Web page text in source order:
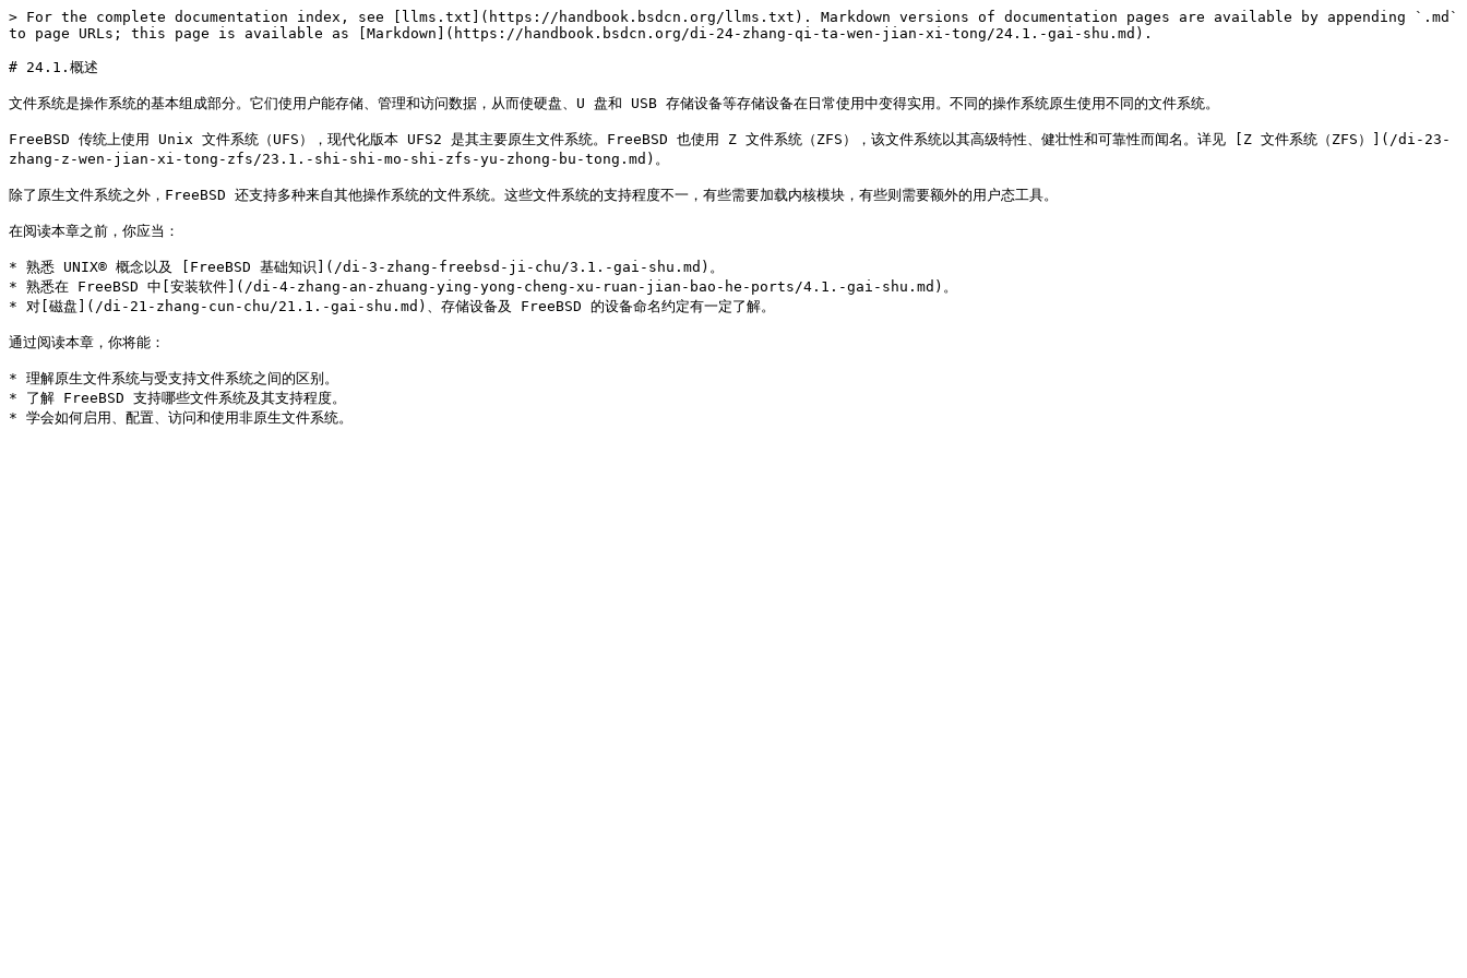
> For the complete documentation index, see [llms.txt](https://handbook.bsdcn.org/llms.txt). Markdown versions of documentation pages are available by appending `.md`
to page URLs; this page is available as [Markdown](https://handbook.bsdcn.org/di-24-zhang-qi-ta-wen-jian-xi-tong/24.1.-gai-shu.md).
# 24.1.概述
文件系统是操作系统的基本组成部分。它们使用户能存储、管理和访问数据，从而使硬盘、U 盘和 USB 存储设备等存储设备在日常使用中变得实用。不同的操作系统原生使用不同的文件系统。
FreeBSD 传统上使用 Unix 文件系统（UFS），现代化版本 UFS2 是其主要原生文件系统。FreeBSD 也使用 Z 文件系统（ZFS），该文件系统以其高级特性、健壮性和可靠性而闻名。详见 [Z 文件系统（ZFS）](/di-23-
zhang-z-wen-jian-xi-tong-zfs/23.1.-shi-shi-mo-shi-zfs-yu-zhong-bu-tong.md)。
除了原生文件系统之外，FreeBSD 还支持多种来自其他操作系统的文件系统。这些文件系统的支持程度不一，有些需要加载内核模块，有些则需要额外的用户态工具。
在阅读本章之前，你应当：
* 熟悉 UNIX® 概念以及 [FreeBSD 基础知识](/di-3-zhang-freebsd-ji-chu/3.1.-gai-shu.md)。
* 熟悉在 FreeBSD 中[安装软件](/di-4-zhang-an-zhuang-ying-yong-cheng-xu-ruan-jian-bao-he-ports/4.1.-gai-shu.md)。
* 对[磁盘](/di-21-zhang-cun-chu/21.1.-gai-shu.md)、存储设备及 FreeBSD 的设备命名约定有一定了解。
通过阅读本章，你将能：
* 理解原生文件系统与受支持文件系统之间的区别。
* 了解 FreeBSD 支持哪些文件系统及其支持程度。